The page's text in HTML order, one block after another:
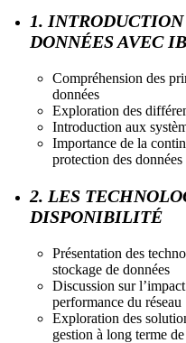
1.
DONNÉES AVEC
Compréhension des
données
Exploration des
Introduction aux
Importance de la
protection des données
2. LES
DISPONIBILITÉ
Présentation des
stockage de données
Discussion sur
performance du réseau
Exploration des
gestion à long terme